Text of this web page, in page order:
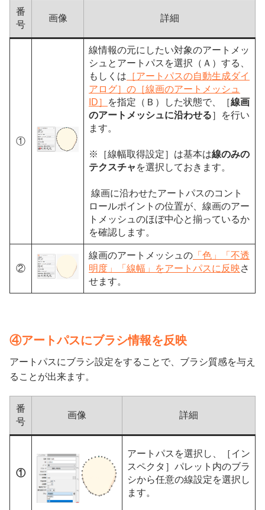
番
号
画像 詳細
①
線情報の元にしたい対象のアートメッ
シュとアートパスを選択（Ａ）する、
もしくは ［アートパスの自動生成ダイ
アログ］の［線画のアートメッシュ
ID］
を指定（Ｂ）した状態で、［線画
のアートメッシュに沿わせる］を行い
ます。
※［線幅取得設定］は基本は線のみの
テクスチャ を選択しておきます。
線画に沿わせたアートパスのコント
ロールポイントの位置が、線画のアー
トメッシュのほぼ中心と揃っているか
を確認します。
②
線画のアートメッシュの 「色」「不透
明度」「線幅」をアートパスに反映さ
せます。
④アートパスにブラシ情報を反映
アートパスにブラシ設定をすることで、ブラシ質感を与え
ることが出来ます。
番
号
画像 詳細
①
アートパスを選択し、［イン
スペクタ］パレット内のブラ
シから任意の線設定を選択し
ます。